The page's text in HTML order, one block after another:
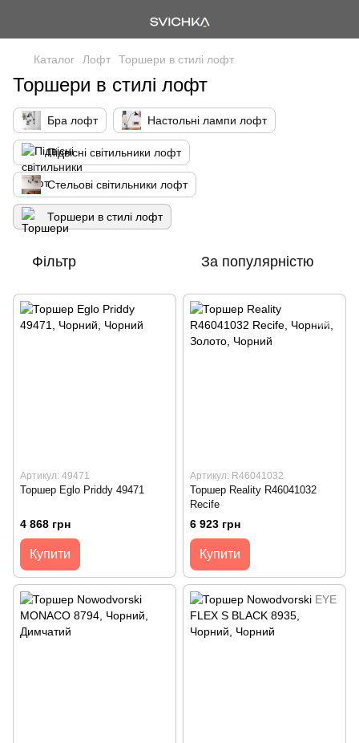
Каталог Лофт Торшери в стилі лофт
Торшери в стилі лофт
Бра лофт Настольні лампи лофт
Підвісні світильники лофт
Стельові світильники лофт
Торшери в стилі лофт
Фільтр За популярністю
Артикул: 49471
Торшер Eglo Priddy 49471
4 868 грн
Купити
Артикул: R46041032
Торшер Reality R46041032
Recife
6 923 грн
Купити